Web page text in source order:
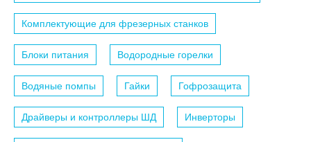
Комплектующие для фрезерных станков
Блоки питания Водородные горелки
Водяные помпы Гайки Гофрозащита
Драйверы и контроллеры ШД Инверторы